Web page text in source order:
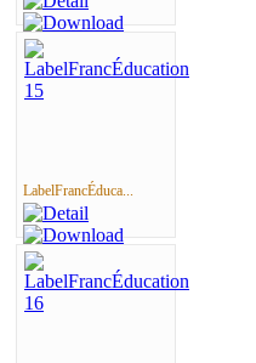
LabelFrancÉduca...